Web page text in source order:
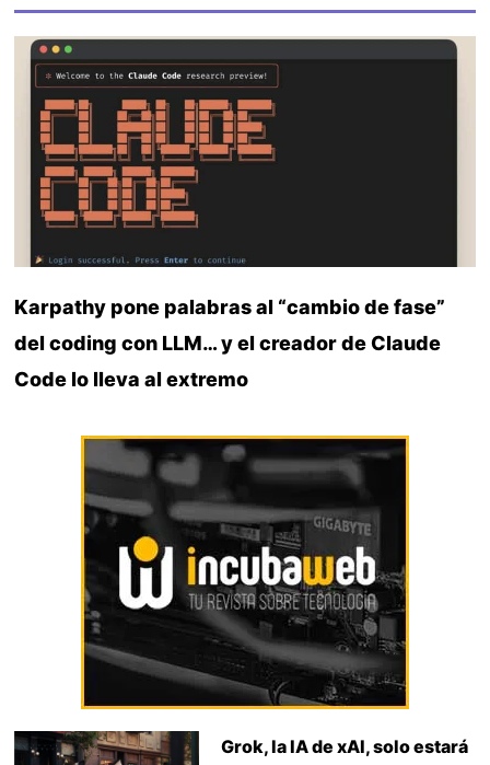
Karpathy pone palabras al “cambio de fase”
del coding con LLM… y el creador de Claude
Code lo lleva al extremo
Grok, la IA de xAI, solo estará